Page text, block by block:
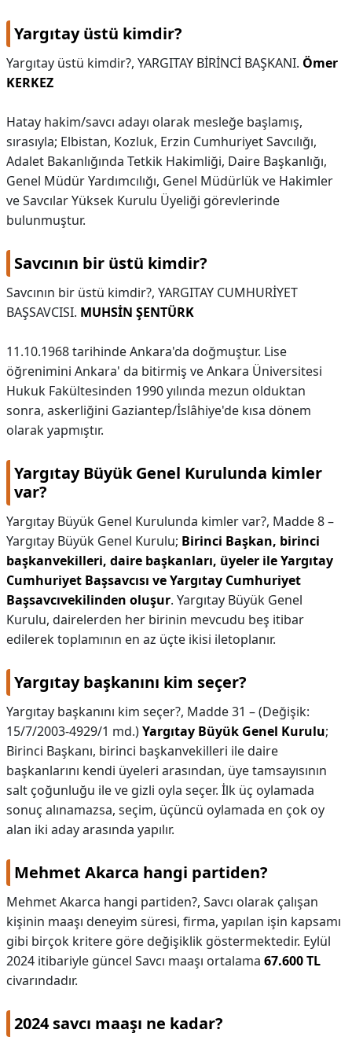
Yargıtay üstü kimdir?
Yargıtay üstü kimdir?, YARGITAY BİRİNCİ BAŞKANI. Ömer
KERKEZ
Hatay hakim/savcı adayı olarak mesleğe başlamış,
sırasıyla; Elbistan, Kozluk, Erzin Cumhuriyet Savcılığı,
Adalet Bakanlığında Tetkik Hakimliği, Daire Başkanlığı,
Genel Müdür Yardımcılığı, Genel Müdürlük ve Hakimler
ve Savcılar Yüksek Kurulu Üyeliği görevlerinde
bulunmuştur.
Savcının bir üstü kimdir?
Savcının bir üstü kimdir?, YARGITAY CUMHURİYET
BAŞSAVCISI. MUHSİN ŞENTÜRK
11.10.1968 tarihinde Ankara'da doğmuştur. Lise
öğrenimini Ankara' da bitirmiş ve Ankara Üniversitesi
Hukuk Fakültesinden 1990 yılında mezun olduktan
sonra, askerliğini Gaziantep/İslâhiye'de kısa dönem
olarak yapmıştır.
Yargıtay Büyük Genel Kurulunda kimler
var?
Yargıtay Büyük Genel Kurulunda kimler var?, Madde 8 –
Yargıtay Büyük Genel Kurulu; Birinci Başkan, birinci
başkanvekilleri, daire başkanları, üyeler ile Yargıtay
Cumhuriyet Başsavcısı ve Yargıtay Cumhuriyet
Başsavcıvekilinden oluşur. Yargıtay Büyük Genel
Kurulu, dairelerden her birinin mevcudu beş itibar
edilerek toplamının en az üçte ikisi iletoplanır.
Yargıtay başkanını kim seçer?
Yargıtay başkanını kim seçer?, Madde 31 – (Değişik:
15/7/2003-4929/1 md.)Yargıtay Büyük Genel Kurulu;
Birinci Başkanı, birinci başkanvekilleri ile daire
başkanlarını kendi üyeleri arasından, üye tamsayısının
salt çoğunluğu ile ve gizli oyla seçer. İlk üç oylamada
sonuç alınamazsa, seçim, üçüncü oylamada en çok oy
alan iki aday arasında yapılır.
Mehmet Akarca hangi partiden?
Mehmet Akarca hangi partiden?, Savcı olarak çalışan
kişinin maaşı deneyim süresi, firma, yapılan işin kapsamı
gibi birçok kritere göre değişiklik göstermektedir. Eylül
2024 itibariyle güncel Savcı maaşı ortalama 67.600 TL
civarındadır.
2024 savcı maaşı ne kadar?